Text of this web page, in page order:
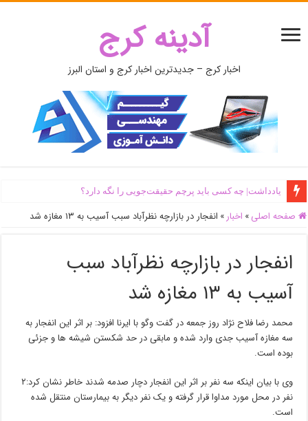
آدینه کرج
اخبار کرج – جدیدترین اخبار کرج و استان البرز
یادداشت| ‌چه کسی باید پرچم حقیقت‌جویی را نگه دارد؟
صفحه اصلی » اخبار » انفجار در بازارچه نظرآباد سبب آسیب به ۱۳ مغازه شد
انفجار در بازارچه نظرآباد سبب
آسیب به ۱۳ مغازه شد
محمد رضا فلاح نژاد روز جمعه در گفت وگو با ایرنا افزود: بر اثر این انفجار به
سه مغازه آسیب جدی وارد شده و مابقی در حد شکستن شیشه ها و جزئی
بوده است.
وی با بیان اینکه سه نفر بر اثر این انفجار دچار صدمه شدند خاطر نشان کرد:۲
نفر در محل مورد مداوا قرار گرفته و یک نفر دیگر به بیمارستان منتقل شده
است.